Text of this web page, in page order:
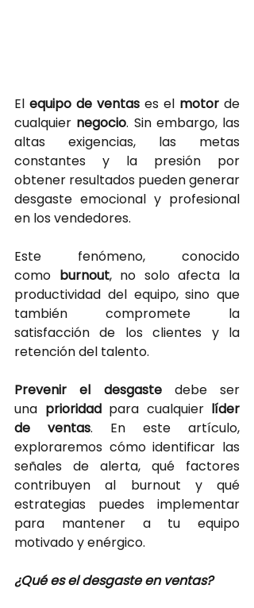
El equipo de ventas es el motor de
cualquier negocio. Sin embargo, las
altas exigencias, las metas
constantes y la presión por
obtener resultados pueden generar
desgaste emocional y profesional
en los vendedores.
Este fenómeno, conocido
como burnout, no solo afecta la
productividad del equipo, sino que
también compromete la
satisfacción de los clientes y la
retención del talento.
Prevenir el desgaste
debe ser
una prioridad para cualquier líder
de ventas. En este artículo,
exploraremos cómo identificar las
señales de alerta, qué factores
contribuyen al burnout y qué
estrategias puedes implementar
para mantener a tu equipo
motivado y enérgico.
¿Qué es el desgaste en ventas?